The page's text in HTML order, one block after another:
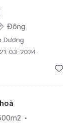
Đông
Dương
21-03-2024